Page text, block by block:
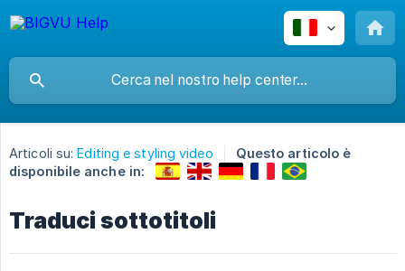
Articoli su: Editing e styling video
Questo articolo è
disponibile anche in:
Traduci sottotitoli